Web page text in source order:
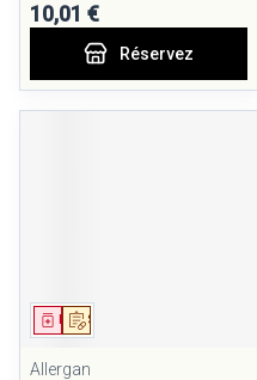
10,01 €
Réservez
Sur prescription
Médicament
Allergan